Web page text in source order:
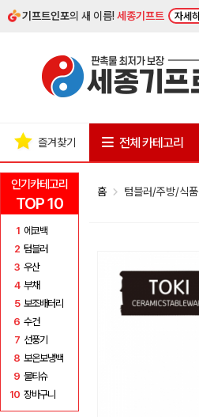
기프트인포의 새 이름!세종기프트 자세히
인기카테고리
TOP 10
1 에코백
2 텀블러
3 우산
4 부채
5 보조배터리
6 수건
7 선풍기
8 보온보냉백
9 물티슈
10 장바구니
즐겨찾기 전체 카테고리
홈 텀블러/주방/식품